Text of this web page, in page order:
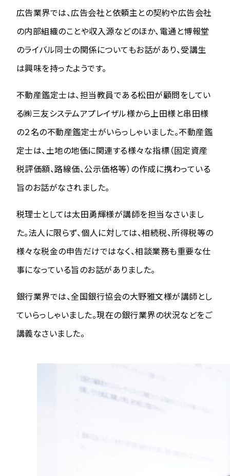
広告業界では、広告会社と依頼主との契約や広告会社
の内部組織のことや収入源などのほか、電通と博報堂
のライバル同士の関係についてもお話があり、受講生
は興味を持ったようです。
不動産鑑定士は、担当教員である松田が顧問をしてい
る㈱三友システムアプレイザル様から上田様と串田様
の２名の不動産鑑定士がいらっしゃいました。不動産鑑
定士は、土地の地価に関連する様々な指標（固定資産
税評価額、路線価、公示価格等）の作成に携わっている
旨のお話がなされました。
税理士としては太田勇輝様が講師を担当なさいまし
た。法人に限らず、個人に対しては、相続税、所得税等の
様々な税金の申告だけではなく、相談業務も重要な仕
事になっている旨のお話がありました。
銀行業界では、全国銀行協会の大野雅文様が講師とし
ていらっしゃいました。現在の銀行業界の状況などをご
講義なさいました。